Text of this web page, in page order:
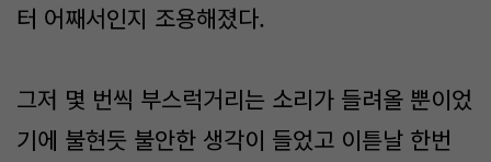
터 어째서인지 조용해졌다.
그저 몇 번씩 부스럭거리는 소리가 들려올 뿐이었
기에 불현듯 불안한 생각이 들었고 이튿날 한번